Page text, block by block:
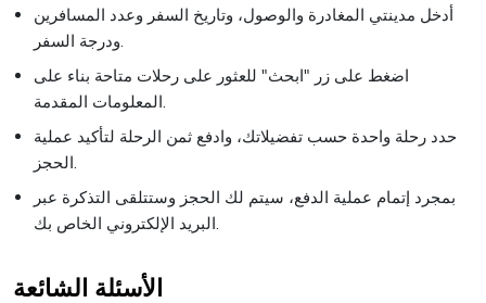
أدخل مدينتي المغادرة والوصول، وتاريخ السفر وعدد المسافرين
اضغط على زر "ابحث" للعثور على رحلات متاحة بناء على
حدد رحلة واحدة حسب تفضيلاتك، وادفع ثمن الرحلة لتأكيد عملية
بمجرد إتمام عملية الدفع، سيتم لك الحجز وستتلقى التذكرة عبر
الأسئلة الشائعة